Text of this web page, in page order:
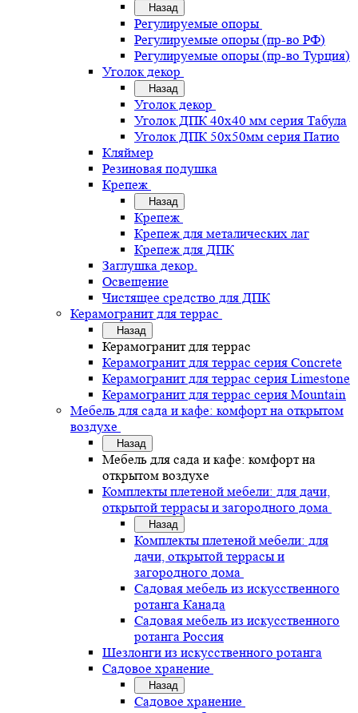
Назад
Регулируемые опоры
Регулируемые опоры (пр-во РФ)
Регулируемые опоры (пр-во Турция)
Уголок декор
Назад
Уголок декор
Уголок ДПК 40х40 мм серия Табула
Уголок ДПК 50х50мм серия Патио
Кляймер
Резиновая подушка
Крепеж
Назад
Крепеж
Крепеж для металических лаг
Крепеж для ДПК
Заглушка декор.
Освещение
Чистящее средство для ДПК
Керамогранит для террас
Назад
Керамогранит для террас
Керамогранит для террас серия Concrete
Керамогранит для террас серия Limestone
Керамогранит для террас серия Mountain
Мебель для сада и кафе: комфорт на открытом
воздухе
Назад
Мебель для сада и кафе: комфорт на
открытом воздухе
Комплекты плетеной мебели: для дачи,
открытой террасы и загородного дома
Назад
Комплекты плетеной мебели: для
дачи, открытой террасы и
загородного дома
Садовая мебель из искусственного
ротанга Канада
Садовая мебель из искусственного
ротанга Россия
Шезлонги из искусственного ротанга
Садовое хранение
Назад
Садовое хранение